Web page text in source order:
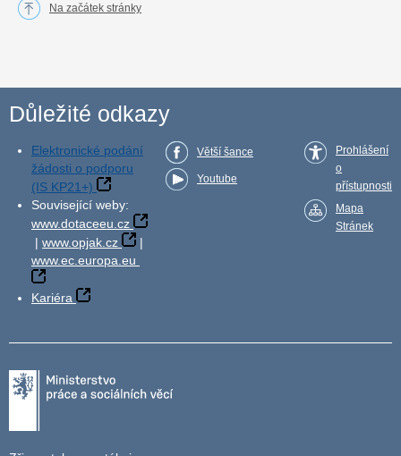
Na začátek stránky
Důležité odkazy
Elektronické podání
žádosti o podporu
(IS KP21+)
Související weby:
www.dotaceeu.cz
| www.opjak.cz
|
www.ec.europa.eu
Kariéra
Větší šance
Youtube
Prohlášení
o
přístupnosti
Mapa
Stránek